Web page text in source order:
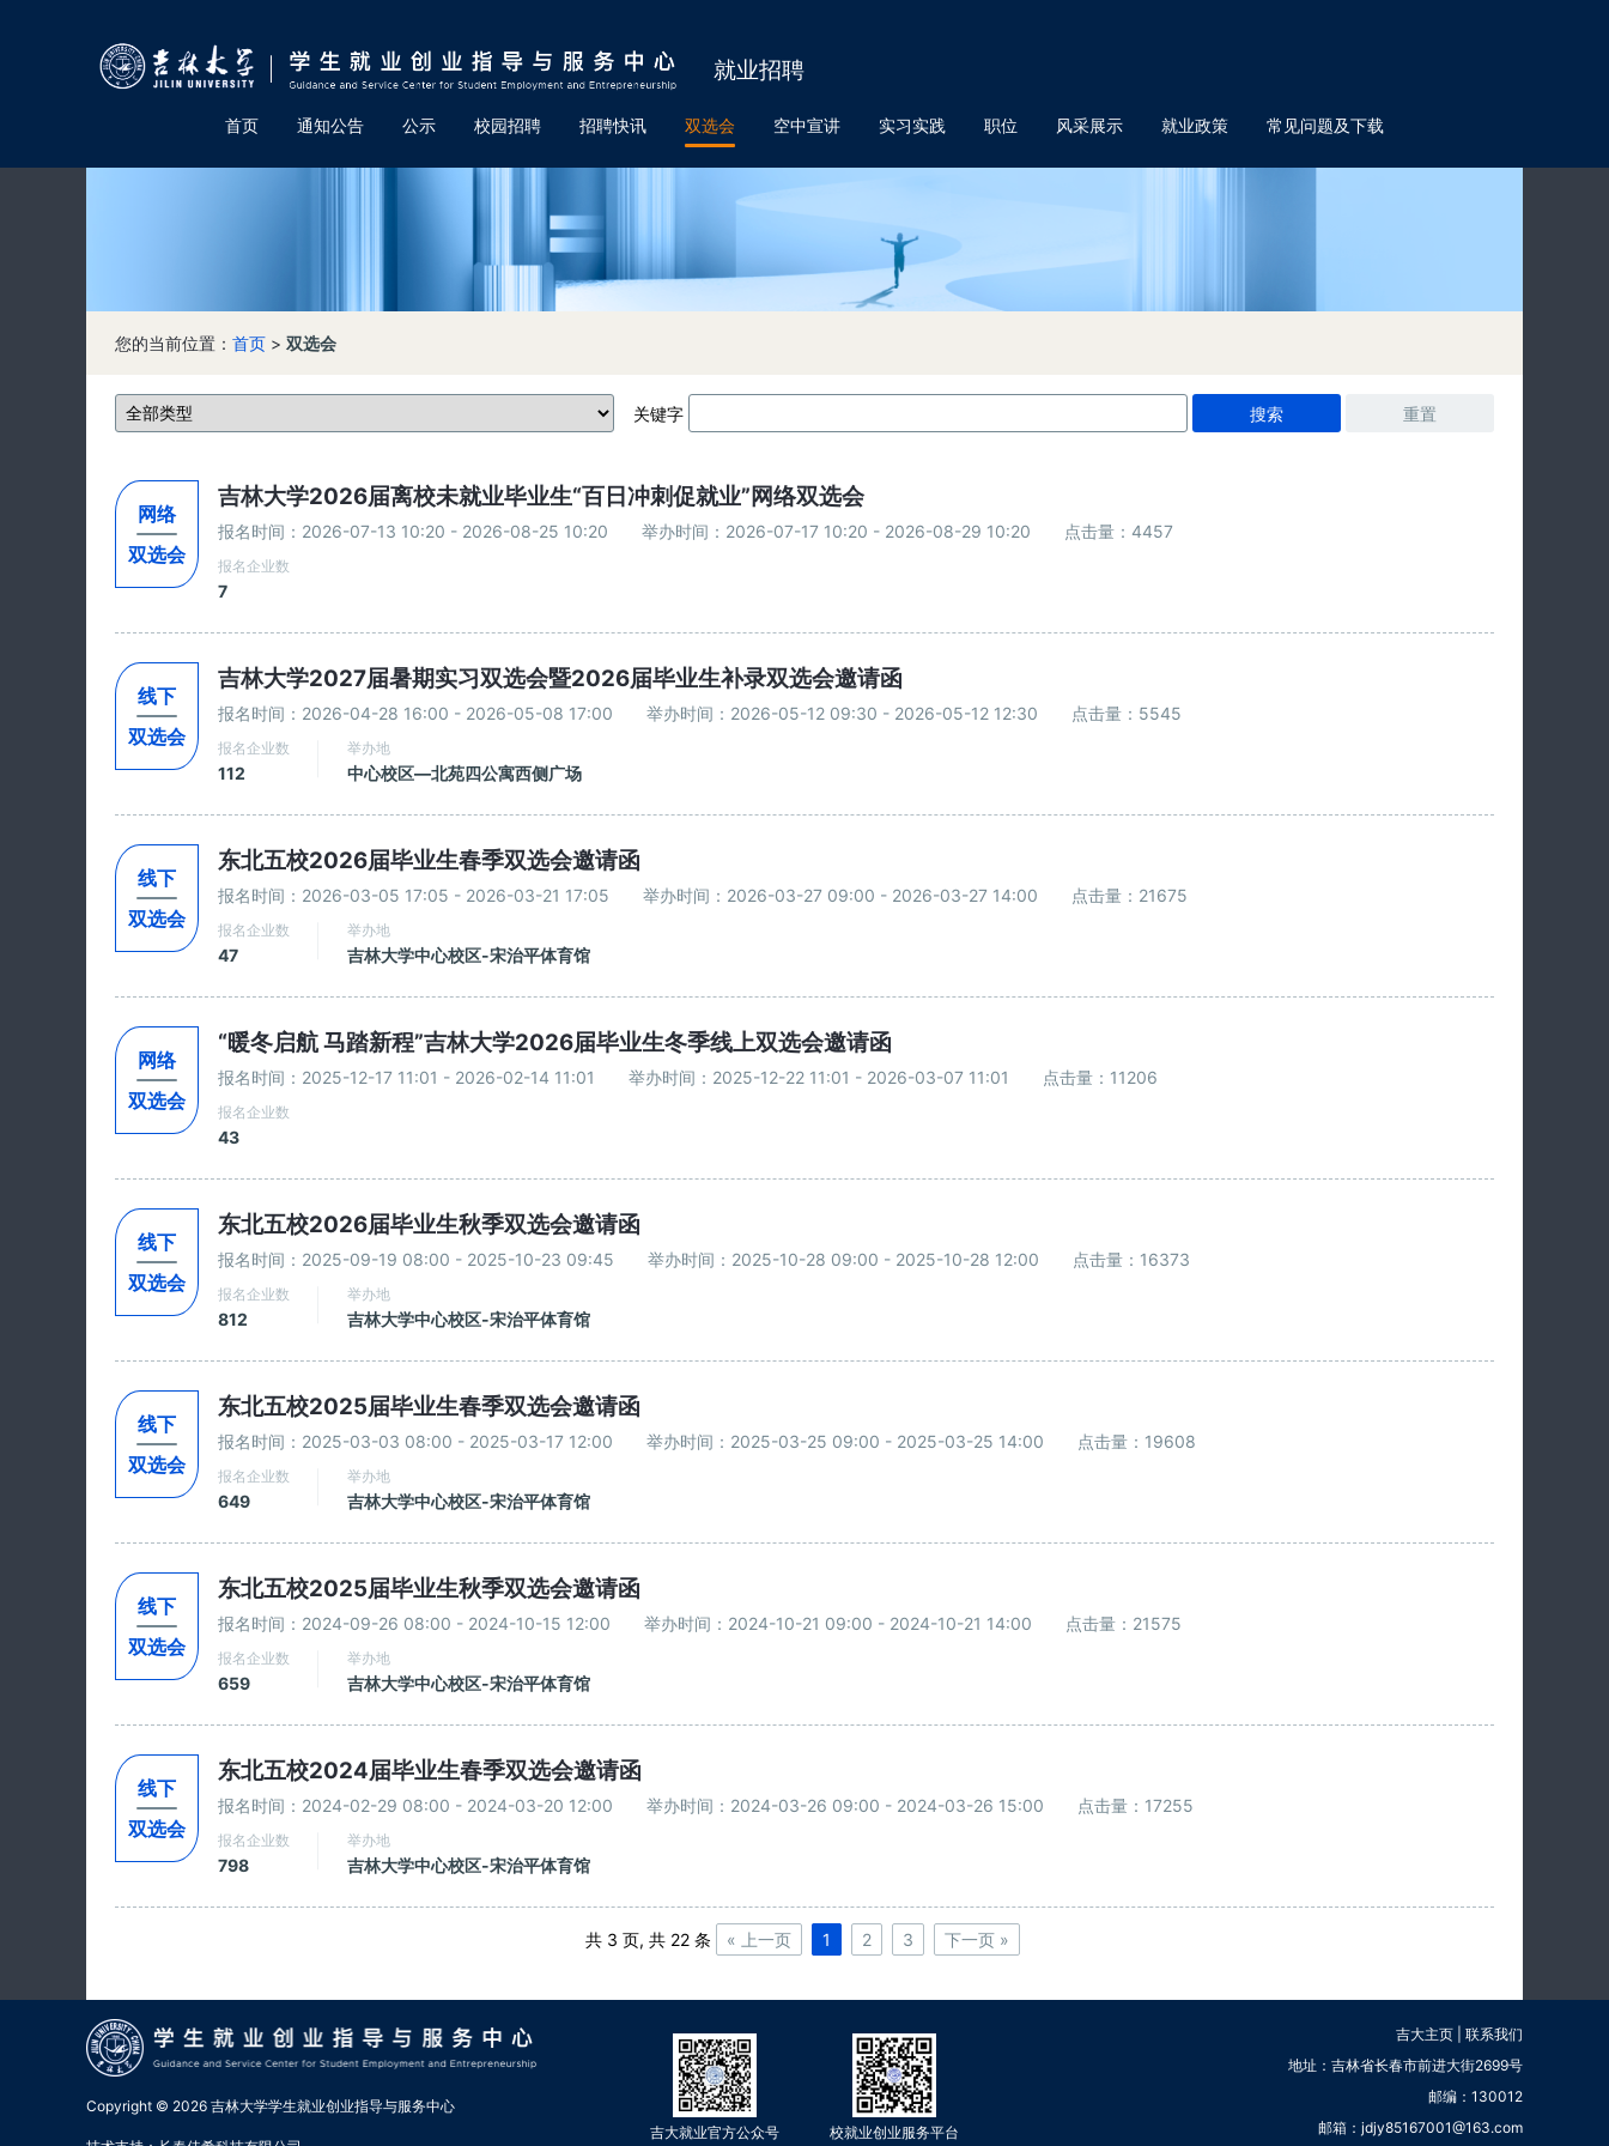
就业招聘
首页 通知公告 公示 校园招聘 招聘快讯 双选会 空中宣讲 实习实践 职位 风采展示 就业政策 常见问题及下载
您的当前位置： 首页 > 双选会
关键字
网络
双选会
吉林大学2026届离校未就业毕业生“百日冲刺促就业”网络双选会
报名时间：2026-07-13 10:20 - 2026-08-25 10:20 举办时间：2026-07-17 10:20 - 2026-08-29 10:20 点击量：4457
报名企业数
7
线下
双选会
吉林大学2027届暑期实习双选会暨2026届毕业生补录双选会邀请函
报名时间：2026-04-28 16:00 - 2026-05-08 17:00 举办时间：2026-05-12 09:30 - 2026-05-12 12:30 点击量：5545
报名企业数
112
举办地
中心校区—北苑四公寓西侧广场
线下
双选会
东北五校2026届毕业生春季双选会邀请函
报名时间：2026-03-05 17:05 - 2026-03-21 17:05 举办时间：2026-03-27 09:00 - 2026-03-27 14:00 点击量：21675
报名企业数
47
举办地
吉林大学中心校区-宋治平体育馆
网络
双选会
“暖冬启航 马踏新程”吉林大学2026届毕业生冬季线上双选会邀请函
报名时间：2025-12-17 11:01 - 2026-02-14 11:01 举办时间：2025-12-22 11:01 - 2026-03-07 11:01 点击量：11206
报名企业数
43
线下
双选会
东北五校2026届毕业生秋季双选会邀请函
报名时间：2025-09-19 08:00 - 2025-10-23 09:45 举办时间：2025-10-28 09:00 - 2025-10-28 12:00 点击量：16373
报名企业数
812
举办地
吉林大学中心校区-宋治平体育馆
线下
双选会
东北五校2025届毕业生春季双选会邀请函
报名时间：2025-03-03 08:00 - 2025-03-17 12:00 举办时间：2025-03-25 09:00 - 2025-03-25 14:00 点击量：19608
报名企业数
649
举办地
吉林大学中心校区-宋治平体育馆
线下
双选会
东北五校2025届毕业生秋季双选会邀请函
报名时间：2024-09-26 08:00 - 2024-10-15 12:00 举办时间：2024-10-21 09:00 - 2024-10-21 14:00 点击量：21575
报名企业数
659
举办地
吉林大学中心校区-宋治平体育馆
线下
双选会
东北五校2024届毕业生春季双选会邀请函
报名时间：2024-02-29 08:00 - 2024-03-20 12:00 举办时间：2024-03-26 09:00 - 2024-03-26 15:00 点击量：17255
报名企业数
798
举办地
吉林大学中心校区-宋治平体育馆
共 3 页, 共 22 条 « 上一页 1 2 3 下一页 »
Copyright © 2026 吉林大学学生就业创业指导与服务中心
吉大就业官方公众号 校就业创业服务平台
吉大主页
联系我们
地址：吉林省长春市前进大街2699号
邮编：130012
邮箱：jdjy85167001@163.com